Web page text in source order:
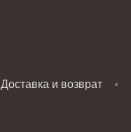
Доставка и возврат